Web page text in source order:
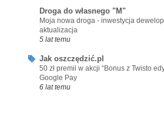
Droga do własnego "M"
Moja nowa droga - inwestycja
aktualizacja
5 lat temu
Jak oszczędzić.pl
50 zł premii w akcji “Bonus z Twisto
Google Pay
6 lat temu